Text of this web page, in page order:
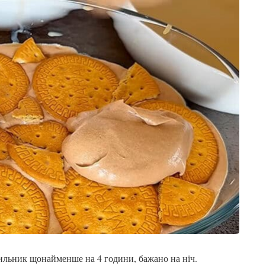
щонайменше на 4 години, бажано на ніч.